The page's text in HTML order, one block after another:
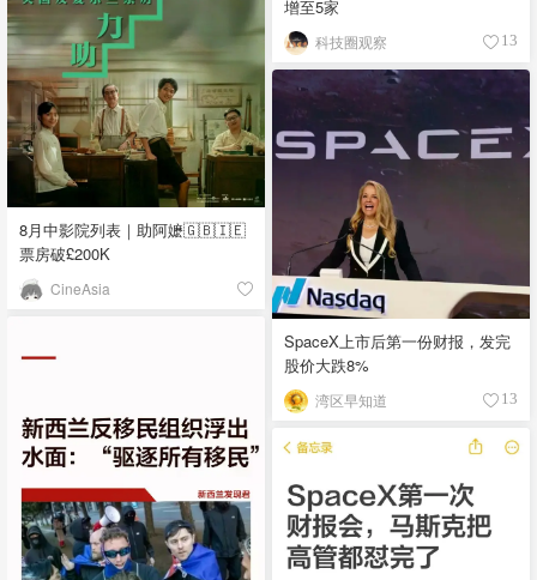
增至5家
科技圈观察 13
8月中影院列表｜助阿嬷🇬🇧🇮🇪
票房破£200K
CineAsia
SpaceX上市后第一份财报，发完
股价大跌8%
湾区早知道 13